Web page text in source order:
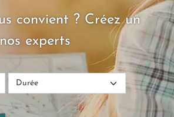
convient ? Créez un
experts